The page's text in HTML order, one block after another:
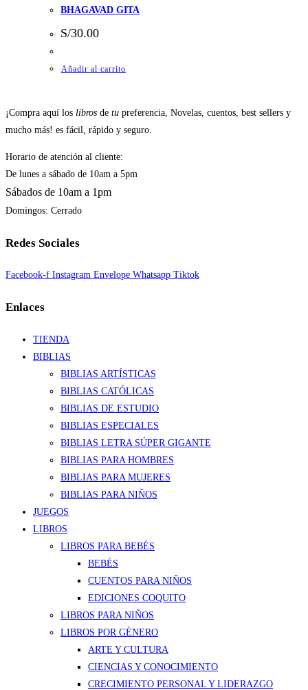
BHAGAVAD GITA
S/30.00
Añadir al carrito
¡Compra aquí los libros de tu preferencia, Novelas, cuentos, best sellers y
mucho más! es fácil, rápido y seguro.
Horario de atención al cliente:
De lunes a sábado de 10am a 5pm
Sábados de 10am a 1pm
Domingos: Cerrado
Redes Sociales
Facebook-f Instagram Envelope Whatsapp Tiktok
Enlaces
TIENDA
BIBLIAS
BIBLIAS ARTÍSTICAS
BIBLIAS CATÓLICAS
BIBLIAS DE ESTUDIO
BIBLIAS ESPECIALES
BIBLIAS LETRA SÚPER GIGANTE
BIBLIAS PARA HOMBRES
BIBLIAS PARA MUJERES
BIBLIAS PARA NIÑOS
JUEGOS
LIBROS
LIBROS PARA BEBÉS
BEBÉS
CUENTOS PARA NIÑOS
EDICIONES COQUITO
LIBROS PARA NIÑOS
LIBROS POR GÉNERO
ARTE Y CULTURA
CIENCIAS Y CONOCIMIENTO
CRECIMIENTO PERSONAL Y LIDERAZGO